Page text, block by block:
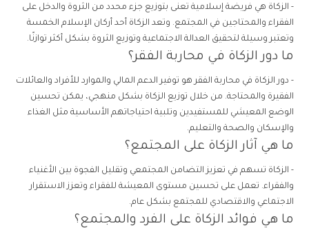
- الزكاة هي فريضة إسلامية تعنى بتوزيع جزء محدد من الثروة والدخل على
الفقراء والمحتاجين في المجتمع. وتعد الزكاة أحد أركان الإسلام الخمسة
وتعتبر وسيلة لتحقيق العدالة الاجتماعية وتوزيع الثروة بشكل أكثر توازنًا.
ما دور الزكاة في محاربة الفقر؟
- دور الزكاة في محاربة الفقر هو توفير الدعم المالي والموارد للأفراد والعائلات
الفقيرة والمحتاجة. من خلال توزيع الزكاة بشكل منهجي، يمكن تحسين
الوضع المعيشي للمستفيدين وتلبية احتياجاتهم الأساسية مثل الغذاء
والإسكان والصحة والتعليم.
ما هي آثار الزكاة على المجتمع؟
- الزكاة تسهم في تعزيز التضامن المجتمعي وتقليل الفجوة بين الأغنياء
والفقراء. تعمل على تحسين مستوى المعيشة للفقراء وتعزز الاستقرار
الاجتماعي والاقتصادي للمجتمع بشكل عام.
ما هي فوائد الزكاة على الفرد والمجتمع؟